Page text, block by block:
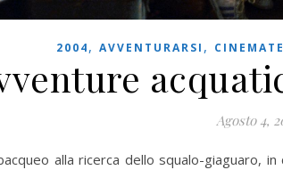
2004, AVVENTURARSI ,
Agosto 4,
alla ricerca dello squalo-giaguaro,